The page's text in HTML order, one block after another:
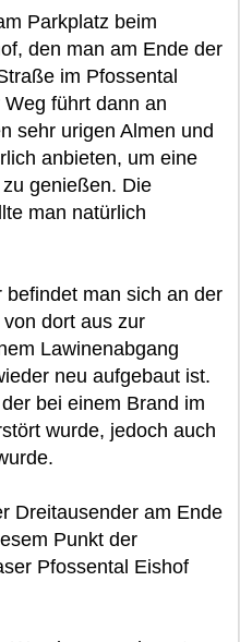
Parkplatz beim
den man am Ende der
im Pfossental
führt dann an
sehr urigen Almen und
anbieten, um eine
genießen. Die
man natürlich
man sich an der
dort aus zur
Lawinenabgang
neu aufgebaut ist.
bei einem Brand im
wurde, jedoch auch
Dreitausender am Ende
Punkt der
Pfossental Eishof